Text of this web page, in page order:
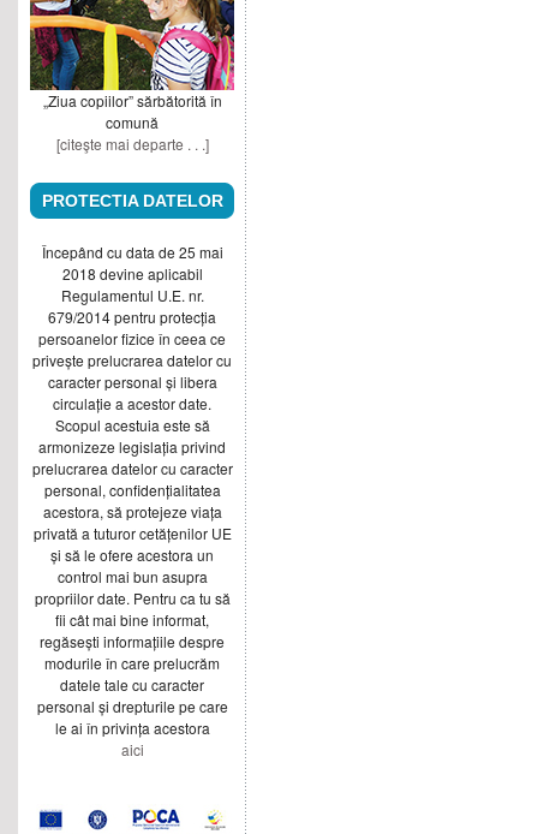
„Ziua copiilor” sărbătorită în
comună
[citeşte mai departe . . .]
PROTECTIA DATELOR
Începând cu data de 25 mai
2018 devine aplicabil
Regulamentul U.E. nr.
679/2014 pentru protecția
persoanelor fizice în ceea ce
privește prelucrarea datelor cu
caracter personal și libera
circulație a acestor date.
Scopul acestuia este să
armonizeze legislația privind
prelucrarea datelor cu caracter
personal, confidențialitatea
acestora, să protejeze viața
privată a tuturor cetățenilor UE
și să le ofere acestora un
control mai bun asupra
propriilor date. Pentru ca tu să
fii cât mai bine informat,
regăsești informațiile despre
modurile în care prelucrăm
datele tale cu caracter
personal și drepturile pe care
le ai în privința acestora
aici